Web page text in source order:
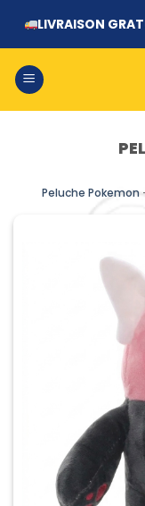
contenu
LIVRAISON
Peluche Pokemon